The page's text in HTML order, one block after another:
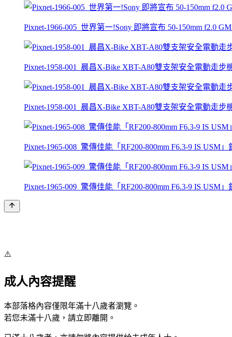
Pixnet-1966-005_世界第一!Sony 即將宣布 50-150mm f2.0
Pixnet-1958-001_晨昌X-Bike XBT-A80雙支架安全電動走
Pixnet-1958-001_晨昌X-Bike XBT-A80雙支架安全電動走
Pixnet-1965-008_驚傳佳能「RF200-800mm F6.3-9 IS USM
Pixnet-1965-009_驚傳佳能「RF200-800mm F6.3-9 IS USM
⚠️
成人內容提醒
本部落格內容僅限年滿十八歲者瀏覽。
若您未滿十八歲，請立即離開。